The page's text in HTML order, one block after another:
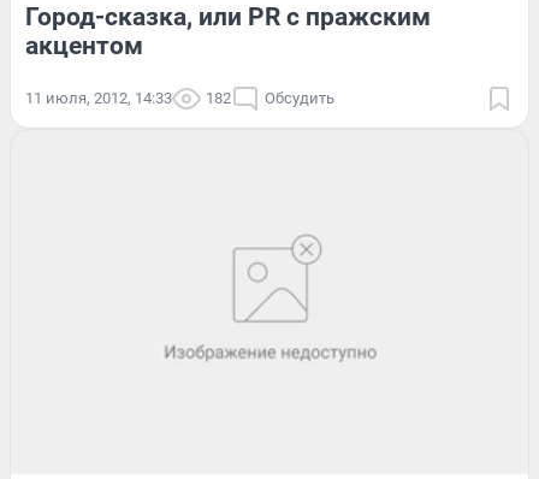
Город-сказка, или PR с пражским
акцентом
11 июля, 2012, 14:33 182 Обсудить